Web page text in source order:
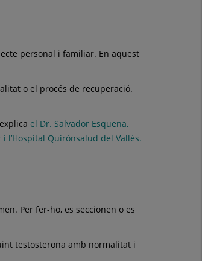
personal i familiar. En aquest
o el procés de recuperació.
el Dr. Salvador Esquena,
l’Hospital Quirónsalud del Vallès.
Per fer-ho, es seccionen o es
testosterona amb normalitat i